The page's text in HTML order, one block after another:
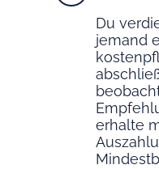
Du
jemand
erhalte